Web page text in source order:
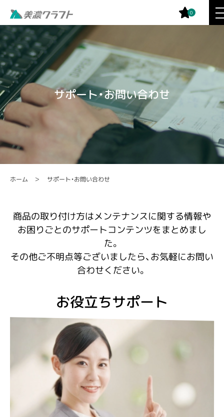
0
サポート・お問い合わせ
ホーム サポート・お問い合わせ
商品の取り付け方はメンテナンスに関する情報や
お困りごとのサポートコンテンツをまとめまし
た。
その他ご不明点等ございましたら、お気軽にお問い
合わせください。
お役立ちサポート